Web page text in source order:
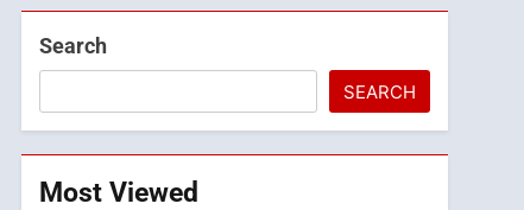
Search
SEARCH
Most Viewed